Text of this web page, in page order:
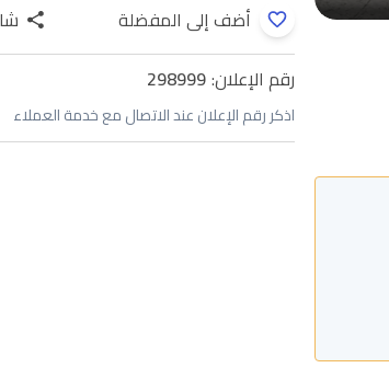
أضف إلى المفضلة
رقم الإعلان:298999
اذكر رقم الإعلان عند الاتصال مع خدمة العملاء